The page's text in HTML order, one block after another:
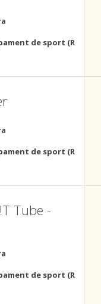
de sport (R
de sport (R
Tube -
de sport (R